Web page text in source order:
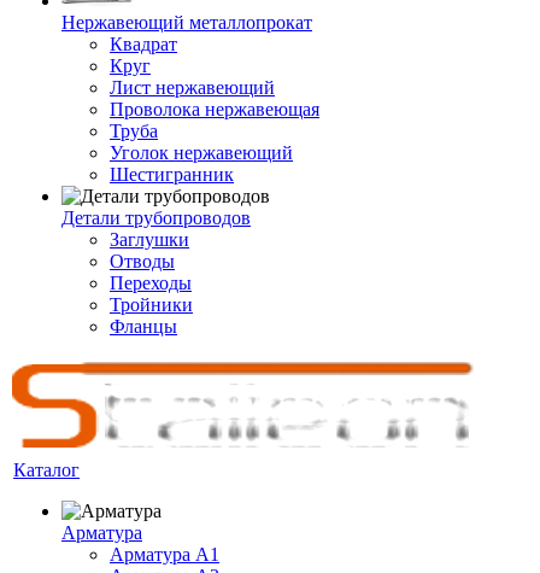
Нержавеющий металлопрокат
Квадрат
Круг
Лист нержавеющий
Проволока нержавеющая
Труба
Уголок нержавеющий
Шестигранник
Детали трубопроводов
Заглушки
Отводы
Переходы
Тройники
Фланцы
Каталог
Арматура
Арматура A1